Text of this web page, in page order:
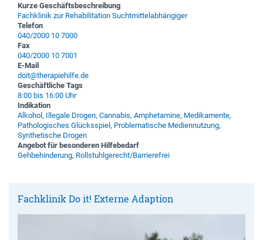
Kurze Geschäftsbeschreibung
Fachklinik zur Rehabilitation Suchtmittelabhängiger
Telefon
040/2000 10 7000
Fax
040/2000 10 7001
E-Mail
doit@therapiehilfe.de
Geschäftliche Tags
8:00 bis 16:00 Uhr
Indikation
Alkohol, Illegale Drogen, Cannabis, Amphetamine, Medikamente,
Pathologisches Glücksspiel, Problematische Mediennutzung,
Synthetische Drogen
Angebot für besonderen Hilfebedarf
Gehbehinderung, Rollstuhlgerecht/Barrierefrei
Fachklinik Do it! Externe Adaption